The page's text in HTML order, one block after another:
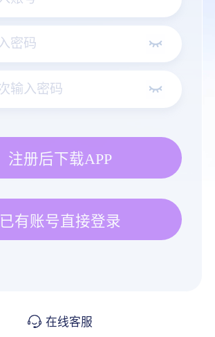
注册后下载APP
已有账号直接登录
在线客服